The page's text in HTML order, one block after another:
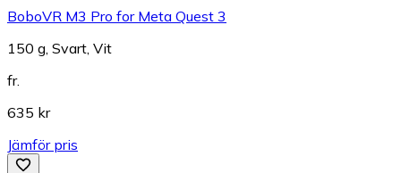
BoboVR M3 Pro for Meta Quest 3
150 g, Svart, Vit
fr.
635 kr
Jämför pris